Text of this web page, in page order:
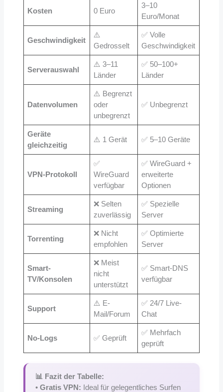
Kosten 0 Euro
3–10
Euro/Monat
Geschwindigkeit
⚠️
Gedrosselt
✅ Volle
Geschwindigkeit
Serverauswahl
⚠️ 3–11
Länder
✅ 50–100+
Länder
Datenvolumen
⚠️ Begrenzt
oder
unbegrenzt
✅ Unbegrenzt
Geräte
gleichzeitig
⚠️ 1 Gerät ✅ 5–10 Geräte
VPN-Protokoll
✅
WireGuard
verfügbar
✅ WireGuard +
erweiterte
Optionen
Streaming
❌ Selten
zuverlässig
✅ Spezielle
Server
Torrenting
❌ Nicht
empfohlen
✅ Optimierte
Server
Smart-
TV/Konsolen
❌ Meist
nicht
unterstützt
✅ Smart-DNS
verfügbar
Support
⚠️ E-
Mail/Forum
✅ 24/7 Live-
Chat
No-Logs ✅ Geprüft
✅ Mehrfach
geprüft
📊 Fazit der Tabelle:
• Gratis VPN: Ideal für gelegentliches Surfen